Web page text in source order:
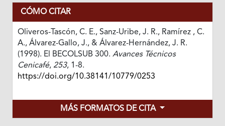
CÓMO CITAR
Oliveros-Tascón, C. E., Sanz-Uribe, J. R., Ramírez , C.
A., Álvarez-Gallo, J., & Álvarez-Hernández, J. R.
(1998). El BECOLSUB 300. Avances Técnicos
Cenicafé, 253, 1-8.
https://doi.org/10.38141/10779/0253
MÁS FORMATOS DE CITA